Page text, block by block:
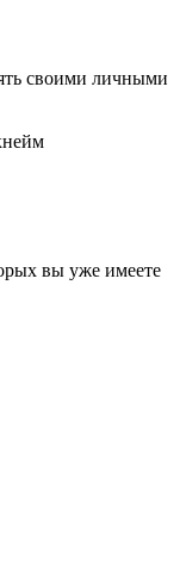
своими личными
вы уже имеете